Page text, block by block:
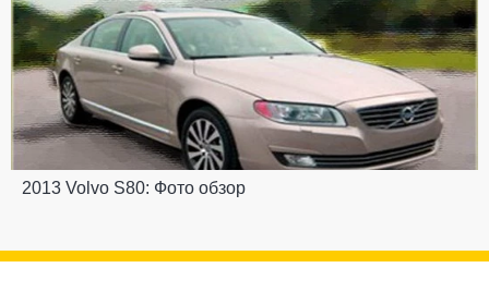
2013 Volvo S80: Фото обзор